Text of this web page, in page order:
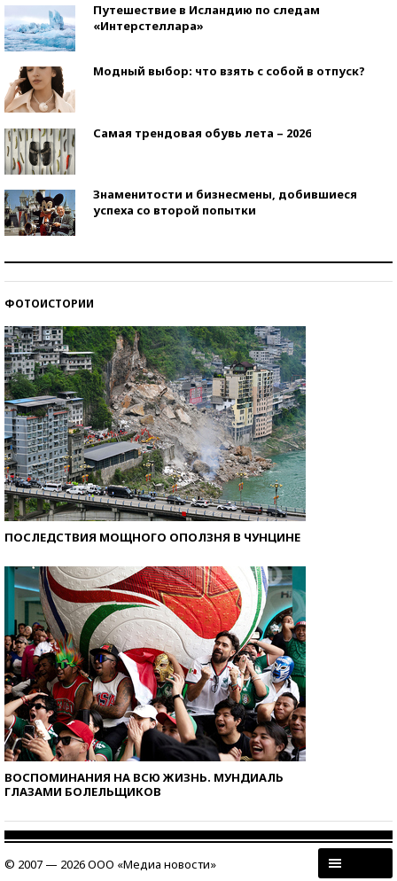
Путешествие в Исландию по следам
«Интерстеллара»
Модный выбор: что взять с собой в отпуск?
Самая трендовая обувь лета – 2026
Знаменитости и бизнесмены, добившиеся
успеха со второй попытки
ФОТОИСТОРИИ
ПОСЛЕДСТВИЯ МОЩНОГО ОПОЛЗНЯ В ЧУНЦИНЕ
ВОСПОМИНАНИЯ НА ВСЮ ЖИЗНЬ. МУНДИАЛЬ
ГЛАЗАМИ БОЛЕЛЬЩИКОВ
© 2007 — 2026 ООО «Медиа новости»